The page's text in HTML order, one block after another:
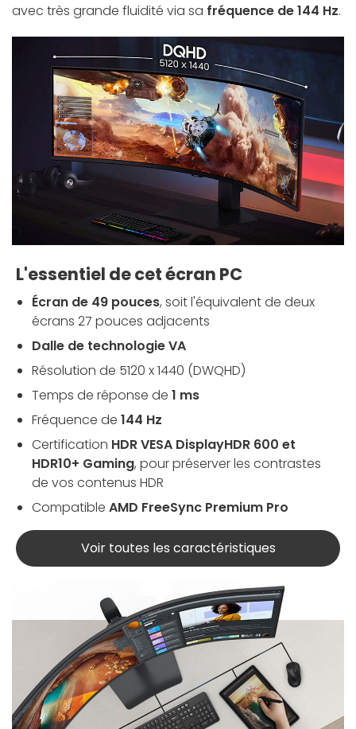
avec très grande fluidité via sa fréquence de 144 Hz.
L'essentiel de cet écran PC
Écran de 49 pouces, soit l'équivalent de deux
écrans 27 pouces adjacents
Dalle de technologie VA
Résolution de 5120 x 1440 (DWQHD)
Temps de réponse de 1 ms
Fréquence de 144 Hz
Certification HDR VESA DisplayHDR 600 et
HDR10+ Gaming, pour préserver les contrastes
de vos contenus HDR
Compatible AMD FreeSync Premium Pro
Voir toutes les caractéristiques